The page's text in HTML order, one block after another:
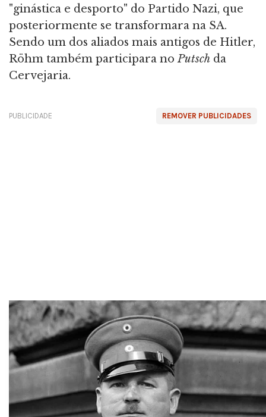
"ginástica e desporto" do Partido Nazi, que
posteriormente se transformara na SA.
Sendo um dos aliados mais antigos de Hitler,
Röhm também participara noPutsch da
Cervejaria.
REMOVER PUBLICIDADES
PUBLICIDADE